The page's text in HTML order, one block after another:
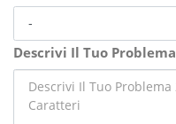
Descrivi Il Tuo Problema